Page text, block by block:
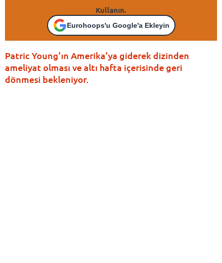
Kullanın.
Eurohoops'u Google'a Ekleyin
Patric Young’ın Amerika’ya giderek dizinden
ameliyat olması ve altı hafta içerisinde geri
dönmesi bekleniyor.